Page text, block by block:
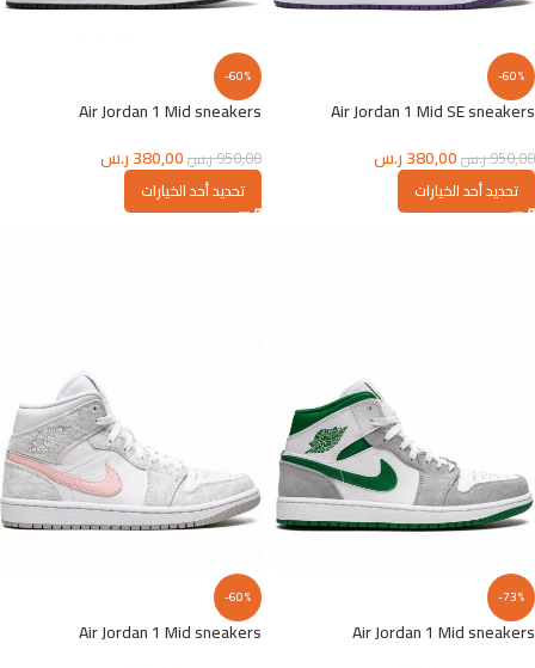
-60%
Air Jordan 1 Mid SE sneakers
950,00ر.س380,00ر.س
تحديد أحد الخيارات
-60%
Air Jordan 1 Mid sneakers
950,00ر.س380,00ر.س
تحديد أحد الخيارات
-73%
Air Jordan 1 Mid sneakers
-60%
Air Jordan 1 Mid sneakers